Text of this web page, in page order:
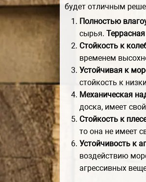
будет отличным
Полностью
сырья.
Стойкость к
временем
Устойчивая к
стойкость к
Механическая
доска, имеет
Стойкость к
то она не имеет
Устойчивость к
воздействию
агрессивных